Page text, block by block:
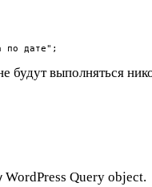
по дате";
будут выполняться
WordPress Query object.